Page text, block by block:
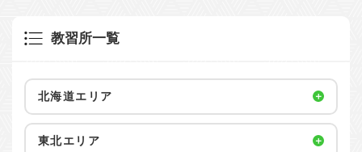
教習所一覧
北海道エリア
東北エリア